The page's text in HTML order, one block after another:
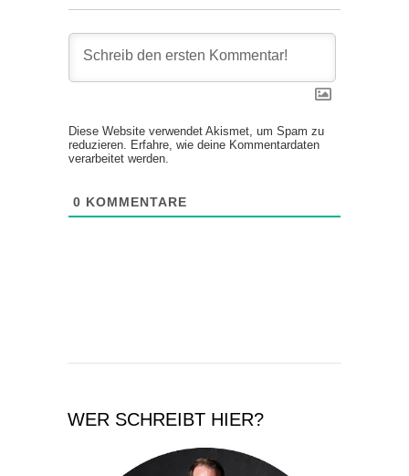
Diese Website verwendet Akismet, um Spam zu
reduzieren. Erfahre, wie deine Kommentardaten
verarbeitet werden.
0 KOMMENTARE
WER SCHREIBT HIER?